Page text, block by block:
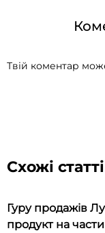
Твій коментар
Схожі статті
Гуру продажів
продукт на